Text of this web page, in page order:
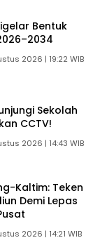
Bentuk
2026 | 19:22 WIB
Sekolah
CCTV!
2026 | 14:43 WIB
Kaltim: Teken
Demi Lepas
2026 | 14:21 WIB